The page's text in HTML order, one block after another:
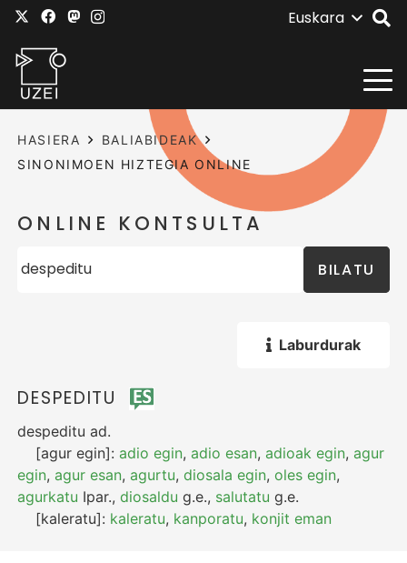
Euskara
HASIERA
BALIABIDEAK
SINONIMOEN HIZTEGIA ONLINE
ONLINE KONTSULTA
BILATU
Laburdurak
DESPEDITU
despeditu ad.
[agur egin]:adio egin,adio esan,adioak egin,agur
egin,agur esan,agurtu,diosala egin,oles egin,
agurkatu Ipar.,diosaldu g.e., salutatu g.e.
[kaleratu]: kaleratu, kanporatu, konjit eman